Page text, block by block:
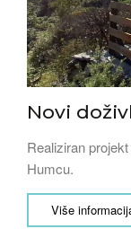
Novi
Realiziran
Humcu.
Više